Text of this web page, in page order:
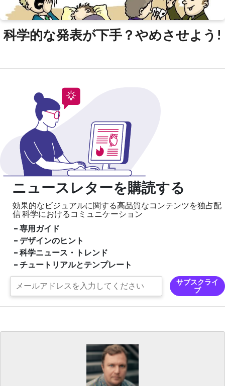
科学的な発表が下手？やめさせよう!
ニュースレターを購読する
効果的なビジュアルに関する高品質なコンテンツを独占配
信科学におけるコミュニケーション
- 専用ガイド
- デザインのヒント
- 科学ニュース・トレンド
- チュートリアルとテンプレート
サブスクライ
ブ